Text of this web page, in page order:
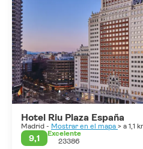
Hotel Riu Plaza España
Madrid - Mostrar en el mapa > a 1,1
9,1
Excelente
23386